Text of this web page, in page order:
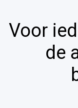
Voor
de